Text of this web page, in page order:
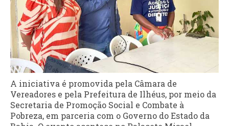
A iniciativa é promovida pela Câmara de
Vereadores e pela Prefeitura de Ilhéus, por meio da
Secretaria de Promoção Social e Combate à
Pobreza, em parceria com o Governo do Estado da